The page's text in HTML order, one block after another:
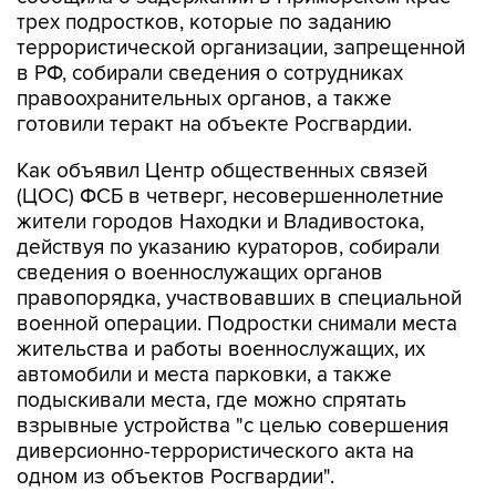
трех подростков, которые по заданию
террористической организации, запрещенной
в РФ, собирали сведения о сотрудниках
правоохранительных органов, а также
готовили теракт на объекте Росгвардии.
Как объявил Центр общественных связей
(ЦОС) ФСБ в четверг, несовершеннолетние
жители городов Находки и Владивостока,
действуя по указанию кураторов, собирали
сведения о военнослужащих органов
правопорядка, участвовавших в специальной
военной операции. Подростки снимали места
жительства и работы военнослужащих, их
автомобили и места парковки, а также
подыскивали места, где можно спрятать
взрывные устройства "с целью совершения
диверсионно-террористического акта на
одном из объектов Росгвардии".